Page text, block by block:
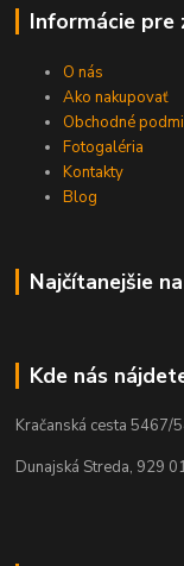
Informácie pre
O nás
Ako nakupovať
Obchodné
Fotogaléria
Kontakty
Blog
Najčítanejšie
Kde nás
Kračanská cesta 5467/
Dunajská Streda, 929